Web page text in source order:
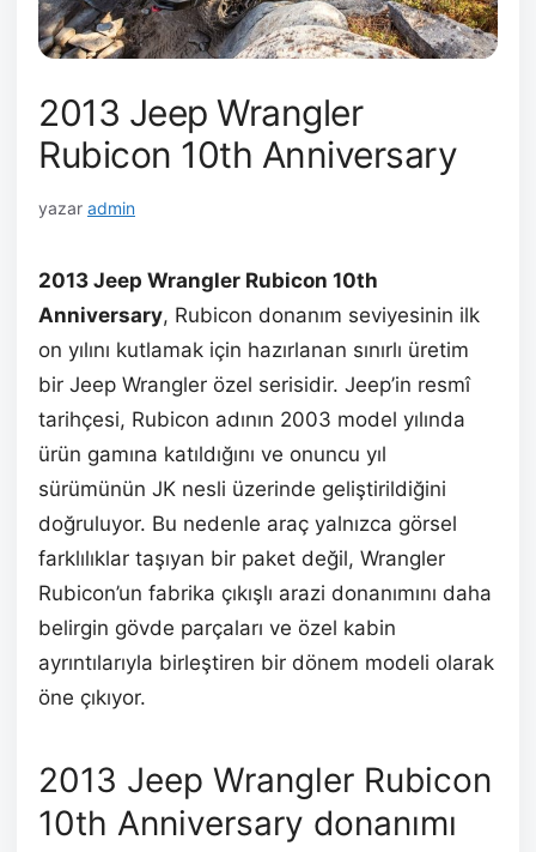
2013 Jeep Wrangler
Rubicon 10th Anniversary
yazar admin
2013 Jeep Wrangler Rubicon 10th
Anniversary, Rubicon donanım seviyesinin ilk
on yılını kutlamak için hazırlanan sınırlı üretim
bir Jeep Wrangler özel serisidir. Jeep’in resmî
tarihçesi, Rubicon adının 2003 model yılında
ürün gamına katıldığını ve onuncu yıl
sürümünün JK nesli üzerinde geliştirildiğini
doğruluyor. Bu nedenle araç yalnızca görsel
farklılıklar taşıyan bir paket değil, Wrangler
Rubicon’un fabrika çıkışlı arazi donanımını daha
belirgin gövde parçaları ve özel kabin
ayrıntılarıyla birleştiren bir dönem modeli olarak
öne çıkıyor.
2013 Jeep Wrangler Rubicon
10th Anniversary donanımı